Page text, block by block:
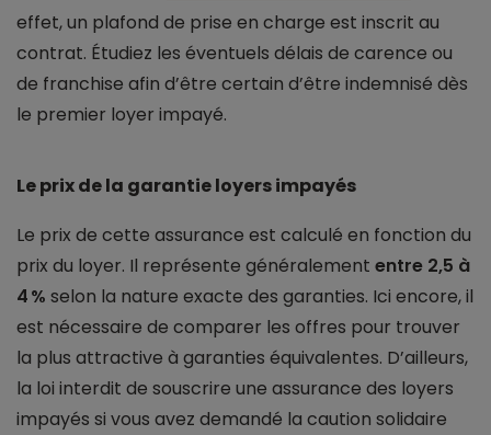
effet, un plafond de prise en charge est inscrit au
contrat. Étudiez les éventuels délais de carence ou
de franchise afin d’être certain d’être indemnisé dès
le premier loyer impayé.
Le prix de la garantie loyers impayés
Le prix de cette assurance est calculé en fonction du
prix du loyer. Il représente généralement entre 2,5 à
4 % selon la nature exacte des garanties. Ici encore, il
est nécessaire de comparer les offres pour trouver
la plus attractive à garanties équivalentes. D’ailleurs,
la loi interdit de souscrire une assurance des loyers
impayés si vous avez demandé la caution solidaire